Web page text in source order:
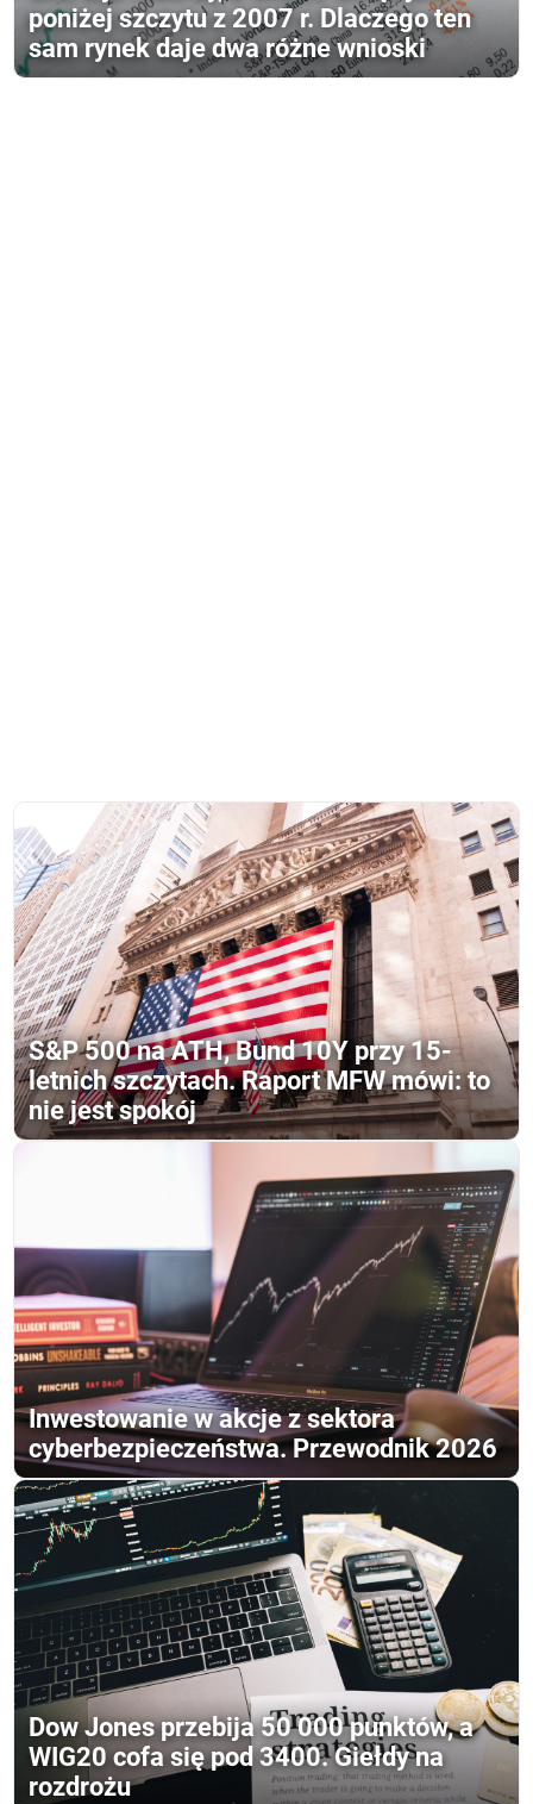
poniżej szczytu z 2007 r. Dlaczego ten
sam rynek daje dwa różne wnioski
S&P 500 na ATH, Bund 10Y przy 15-
letnich szczytach. Raport MFW mówi: to
nie jest spokój
Inwestowanie w akcje z sektora
cyberbezpieczeństwa. Przewodnik 2026
Dow Jones przebija 50 000 punktów, a
WIG20 cofa się pod 3400. Giełdy na
rozdrożu